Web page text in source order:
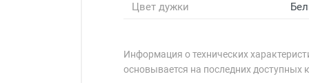
Цвет дужки
Информация о технических
основывается на последних доступных